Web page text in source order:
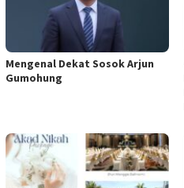
Mengenal Dekat Sosok Arjun
Gumohung